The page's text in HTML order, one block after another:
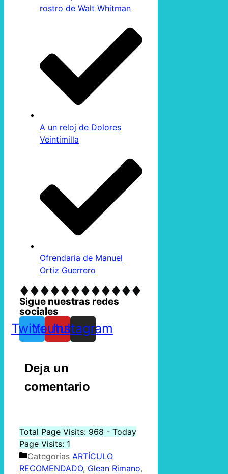
rostro de Walt Whitman
A un reloj de Dolores
Veintimilla
Ofrendaria de Manuel
Ortiz Guerrero
Sigue nuestras redes
sociales
TwitterYoutube
Instagram
Deja un
comentario
Total Page Visits: 968 - Today
Page Visits: 1
Categorías ARTÍCULO
RECOMENDADO, Glean Rimano,